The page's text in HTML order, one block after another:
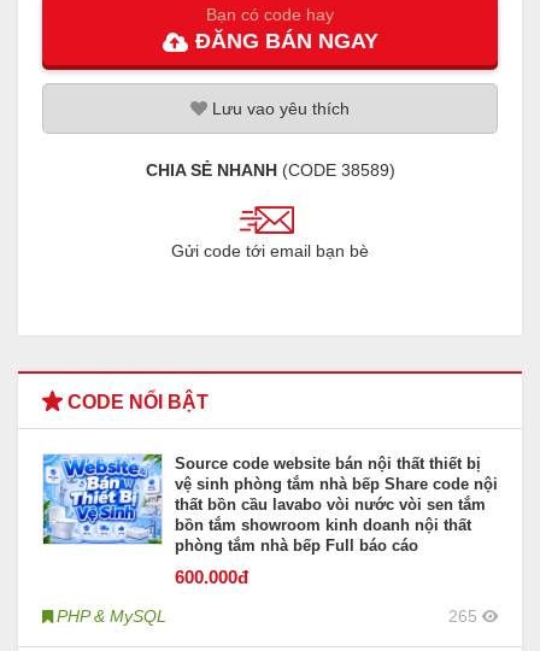
Bạn có code hay
ĐĂNG BÁN NGAY
Lưu vao yêu thích
CHIA SẺ NHANH(CODE 38589)
Gửi code tới email bạn bè
CODE NỔI BẬT
Source code website bán nội thất thiết bị
vệ sinh phòng tắm nhà bếp Share code nội
thất bồn cầu lavabo vòi nước vòi sen tắm
bồn tắm showroom kinh doanh nội thất
phòng tắm nhà bếp Full báo cáo
600.000đ
PHP & MySQL 265